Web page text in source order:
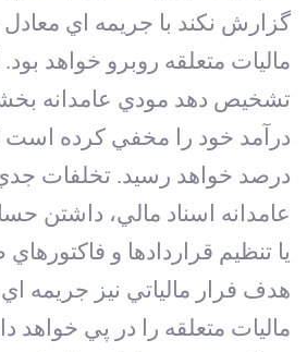
ماليات متعلقه روبرو خواهد بود.
تشخيص دهد مودي عامدانه
درصد خواهد رسيد. تخلفات
عامدانه اسناد مالي، داشتن
يا تنظيم قراردادها و
ماليات متعلقه را در پي خواهد